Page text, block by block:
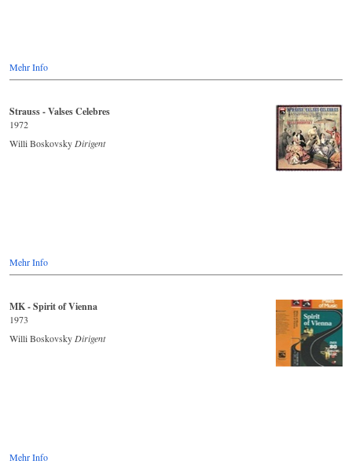
Mehr Info
Strauss - Valses Celebres
1972
Willi Boskovsky Dirigent
Mehr Info
MK - Spirit of Vienna
1973
Willi Boskovsky Dirigent
Mehr Info